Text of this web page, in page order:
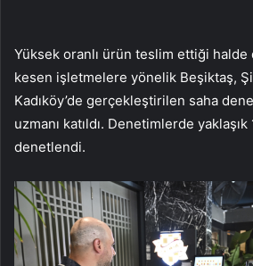
Yüksek oranlı ürün teslim ettiği halde
kesen işletmelere yönelik Beşiktaş,
Kadıköy’de gerçekleştirilen saha
uzmanı katıldı. Denetimlerde
denetlendi.